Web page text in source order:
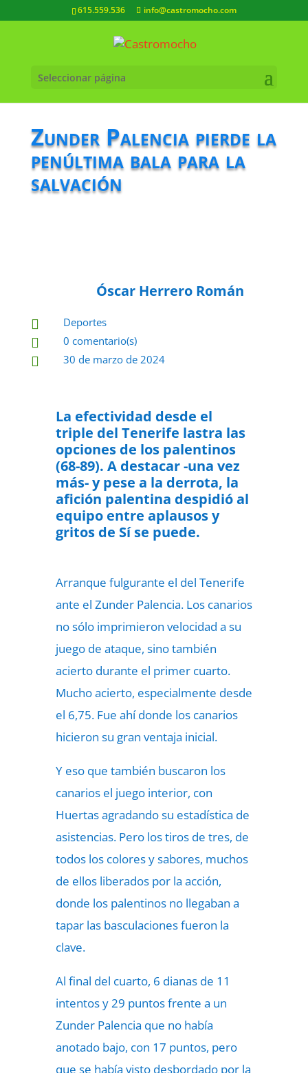
615.559.536 info@castromocho.com
Seleccionar página
Zunder Palencia pierde la
penúltima bala para la
salvación
Óscar Herrero Román
 Deportes
 0 comentario(s)
 30 de marzo de 2024
La efectividad desde el
triple del Tenerife lastra las
opciones de los palentinos
(68-89). A destacar -una vez
más- y pese a la derrota, la
afición palentina despidió al
equipo entre aplausos y
gritos de Sí se puede.
Arranque fulgurante el del Tenerife
ante el Zunder Palencia. Los canarios
no sólo imprimieron velocidad a su
juego de ataque, sino también
acierto durante el primer cuarto.
Mucho acierto, especialmente desde
el 6,75. Fue ahí donde los canarios
hicieron su gran ventaja inicial.
Y eso que también buscaron los
canarios el juego interior, con
Huertas agradando su estadística de
asistencias. Pero los tiros de tres, de
todos los colores y sabores, muchos
de ellos liberados por la acción,
donde los palentinos no llegaban a
tapar las basculaciones fueron la
clave.
Al final del cuarto, 6 dianas de 11
intentos y 29 puntos frente a un
Zunder Palencia que no había
anotado bajo, con 17 puntos, pero
que se había visto desbordado por la